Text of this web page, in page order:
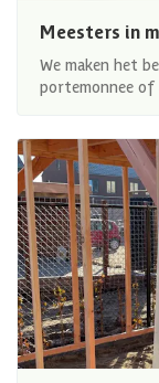
Meesters in
We maken het
portemonnee